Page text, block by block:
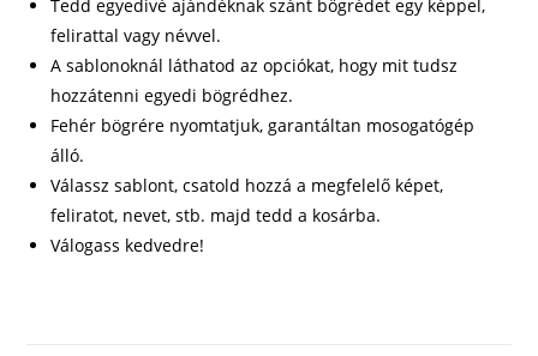
Tedd egyedivé ajándéknak szánt bögrédet egy képpel,
felirattal vagy névvel.
A sablonoknál láthatod az opciókat, hogy mit tudsz
hozzátenni egyedi bögrédhez.
Fehér bögrére nyomtatjuk, garantáltan mosogatógép
álló.
Válassz sablont, csatold hozzá a megfelelő képet,
feliratot, nevet, stb. majd tedd a kosárba.
Válogass kedvedre!